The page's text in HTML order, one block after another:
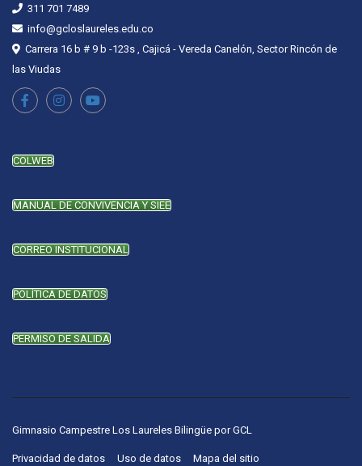
311 701 7489
info@gcloslaureles.edu.co
Carrera 16 b # 9 b -123s , Cajicá - Vereda Canelón, Sector Rincón de
las Viudas
COLWEB
MANUAL DE CONVIVENCIA Y SIEE
CORREO INSTITUCIONAL
POLÍTICA DE DATOS
PERMISO DE SALIDA
Gimnasio Campestre Los Laureles Bilingüe porGCL
Privacidad de datos Uso de datos Mapa del sitio